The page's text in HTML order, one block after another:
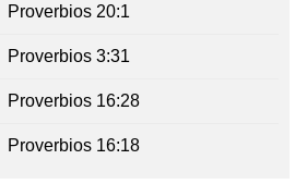
Proverbios 20:1
Proverbios 3:31
Proverbios 16:28
Proverbios 16:18